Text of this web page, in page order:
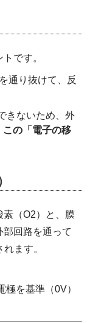
です。
通り抜けて、反
きないため、外
この「電子の移
（O2​）と、膜
回路を通って
ます。
を基準（0V）